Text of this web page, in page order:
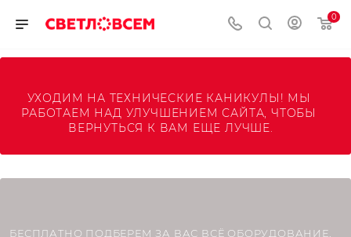
0
УХОДИМ НА ТЕХНИЧЕСКИЕ КАНИКУЛЫ! МЫ
РАБОТАЕМ НАД УЛУЧШЕНИЕМ САЙТА, ЧТОБЫ
ВЕРНУТЬСЯ К ВАМ ЕЩЕ ЛУЧШЕ.
БЕСПЛАТНО ПОДБЕРЕМ ЗА ВАС ВСЁ ОБОРУДОВАНИЕ.